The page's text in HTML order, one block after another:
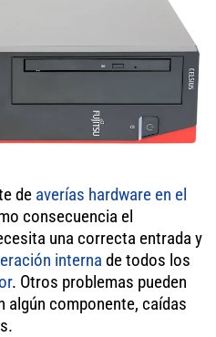
de averías hardware en el
consecuencia el
una correcta entrada y
interna de todos los
. Otros problemas pueden
algún componente, caídas